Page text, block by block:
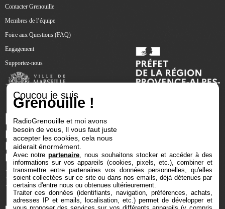
Contacter Grenouille
Membres de l’équipe
Foire aux Questions (FAQ)
Engagement
Supportez-nous
Coucou je suis
Grenouille !
RadioGrenouille et moi avons
besoin de vous, Il vous faut juste
accepter les cookies, cela nous
aiderait énormément.
Avec notrepartenaire , nous souhaitons stocker et accéder à des
informations sur vos appareils (cookies, pixels, etc.), combiner et
transmettre entre partenaires vos données personnelles, qu'elles
soient collectées sur ce site ou dans nos emails, déjà détenues par
certains d'entre nous ou obtenues ultérieurement.
Traiter ces données (identifiants, navigation, préférences, achats,
adresses IP et emails, localisation, etc.) permet de développer et
vous proposer des services sur vos différents appareils (y compris